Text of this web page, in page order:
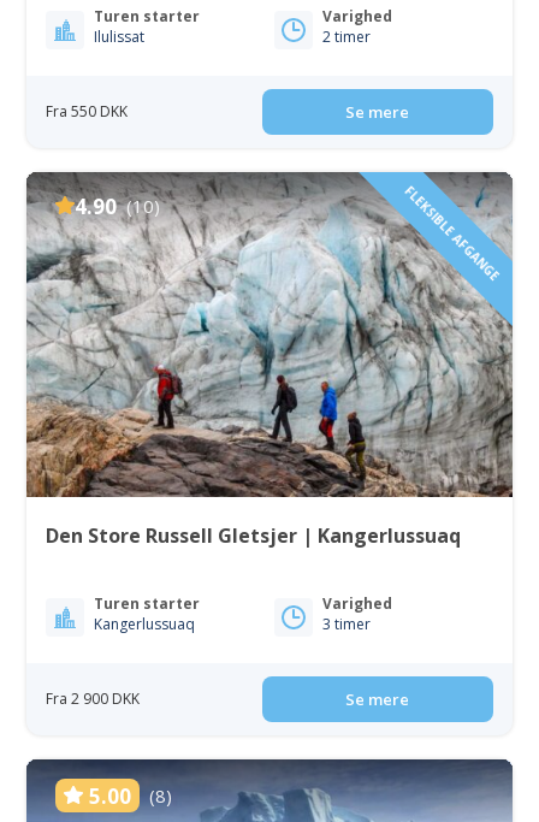
Turen starter
Ilulissat
Varighed
2 timer
Fra 550 DKK Se mere
4.90 (10) FLEKSIBLE AFGANGE
Den Store Russell Gletsjer | Kangerlussuaq
Turen starter
Kangerlussuaq
Varighed
3 timer
Fra 2 900 DKK Se mere
5.00 (8)